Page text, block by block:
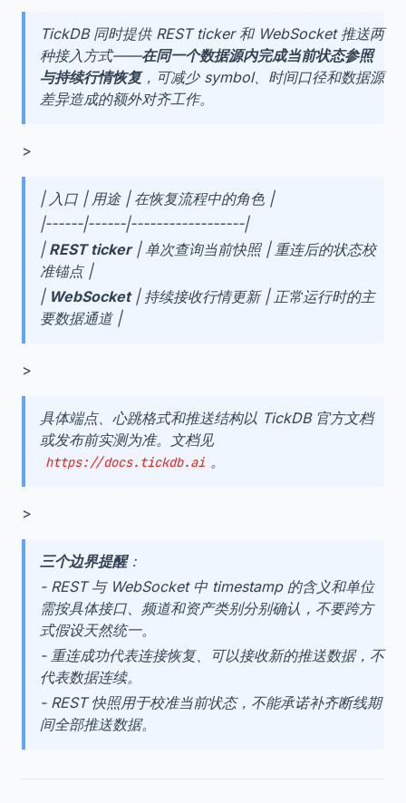
TickDB 同时提供 REST ticker 和 WebSocket 推送两
种接入方式——在同一个数据源内完成当前状态参照
与持续行情恢复，可减少 symbol、时间口径和数据源
差异造成的额外对齐工作。
>
| 入口 | 用途 | 在恢复流程中的角色 |
|------|------|------------------|
| REST ticker| 单次查询当前快照 | 重连后的状态校
准锚点 |
| WebSocket| 持续接收行情更新 | 正常运行时的主
要数据通道 |
>
具体端点、心跳格式和推送结构以 TickDB 官方文档
或发布前实测为准。文档见
https://docs.tickdb.ai 。
>
三个边界提醒：
- REST 与 WebSocket 中 timestamp 的含义和单位
需按具体接口、频道和资产类别分别确认，不要跨方
式假设天然统一。
- 重连成功代表连接恢复、可以接收新的推送数据，不
代表数据连续。
- REST 快照用于校准当前状态，不能承诺补齐断线期
间全部推送数据。